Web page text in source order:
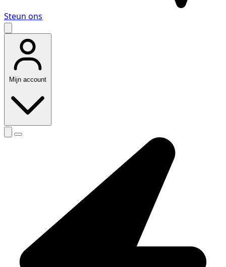
Steun ons
Mijn account